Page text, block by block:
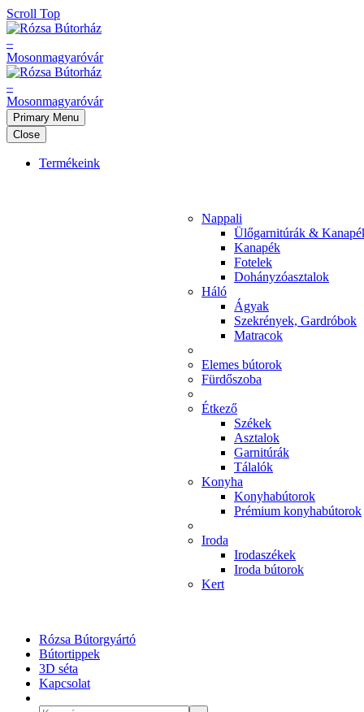
Scroll Top
Primary Menu
Close
Termékeink
Nappali
Ülőgarnitúrák &
Kanapék
Fotelek
Dohányzóasztalok
Háló
Ágyak
Szekrények, Gardróbok
Matracok
Elemes bútorok
Fürdőszoba
Étkező
Székek
Asztalok
Garnitúrák
Tálalók
Konyha
Konyhabútorok
Prémium konyhabútorok
Iroda
Irodaszékek
Iroda bútorok
Kert
Rózsa Bútorgyártó
Bútortippek
3D séta
Kapcsolat